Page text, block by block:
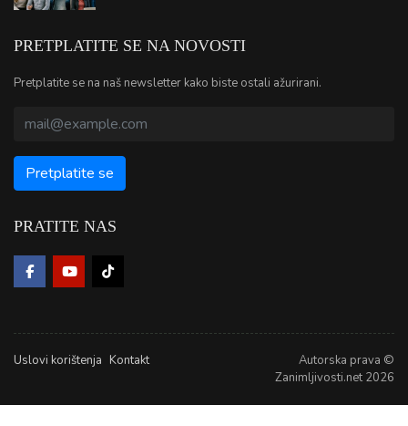
PRETPLATITE SE NA NOVOSTI
Pretplatite se na naš newsletter kako biste ostali ažurirani.
PRATITE NAS
Uslovi korištenja Kontakt
Autorska prava ©
Zanimljivosti.net 2026